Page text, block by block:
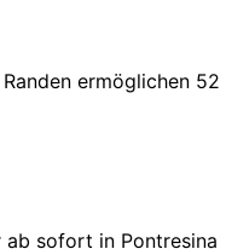
ermöglichen
ab sofort in Pontresina